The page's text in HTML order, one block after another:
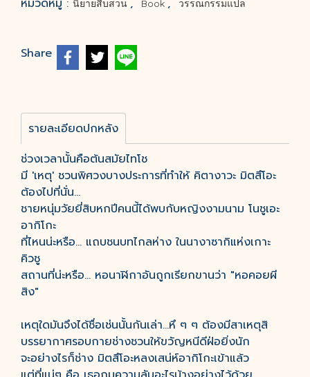
หมวดหมู่ : นิยายสืบสวน , Book , วรรณกรรมแปล
Share
รายละเอียดปกหลัง
ช่วงเวลานั้นคือต้นสมัยไทโช
มี 'เหตุ' ชวนพิศวงบางประการที่ทำให้ คิตางาวะ มิตสึโอะ
ต้องไปที่นั่น...
ชายหนุ่มวัยยี่สิบหกปีคนนี้ได้พบกับหญิงงามนาม โนชูเอะ
อากิโกะ
ที่ไหนน่ะหรือ... แถบชนบทไกลห่าง ในนางาซากิแห่งเกาะ
คิวชู
สถานที่น่ะหรือ... หอนาฬิกาอันถูกเรียกขานว่า "หอคอยผี
สิง"
เหตุใดมันจึงได้ชื่อเช่นนั้นกันเล่า...หึ ๆ ๆ ต้องมีสาเหตุสิ
บรรยากาศรอบกายช่างชวนให้ขวัญหนีดีฝ่อยิ่งนัก
จะอย่างไรก็ช่าง มิตสึโอะหลงเสน่ห์อากิโกะเข้าแล้ว